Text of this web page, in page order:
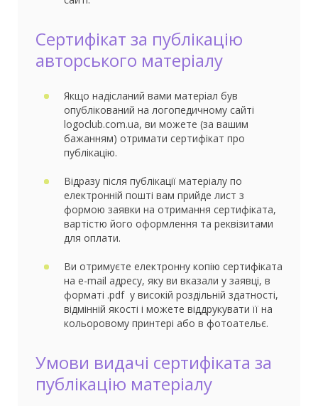
Сертифікат за публікацію
авторського матеріалу
Якщо надісланий вами матеріал був
опублікований на логопедичному сайті
logoclub.com.ua, ви можете (за вашим
бажанням) отримати сертифікат про
публікацію.
Відразу після публікації матеріалу по
електронній пошті вам прийде лист з
формою заявки на отримання сертифіката,
вартістю його оформлення та реквізитами
для оплати.
Ви отримуєте електронну копію сертифіката
на e-mail адресу, яку ви вказали у заявці, в
форматі .pdf у високій роздільній здатності,
відмінній якості і можете віддрукувати її на
кольоровому принтері або в фотоательє.
Умови видачі сертифіката за
публікацію матеріалу